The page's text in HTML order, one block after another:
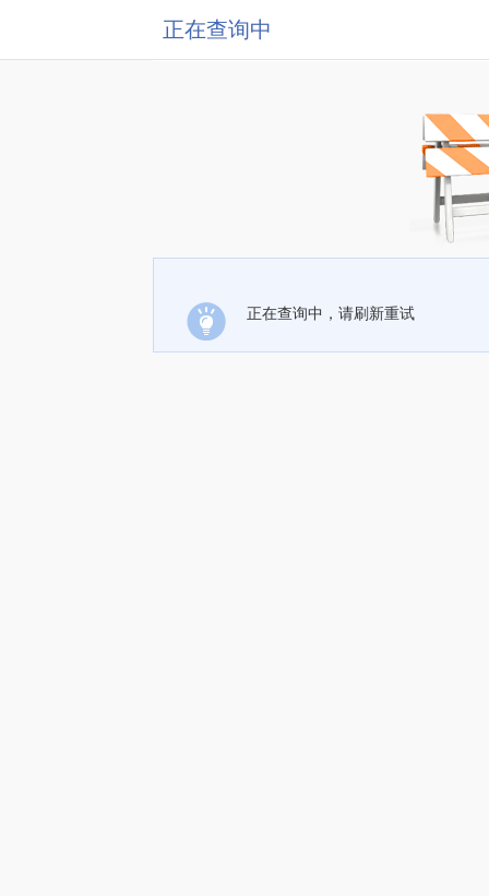
正在查询中
正在查询中，请刷新重试